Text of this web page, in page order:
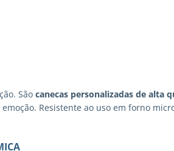
São canecas personalizadas de alta
Resistente ao uso em forno